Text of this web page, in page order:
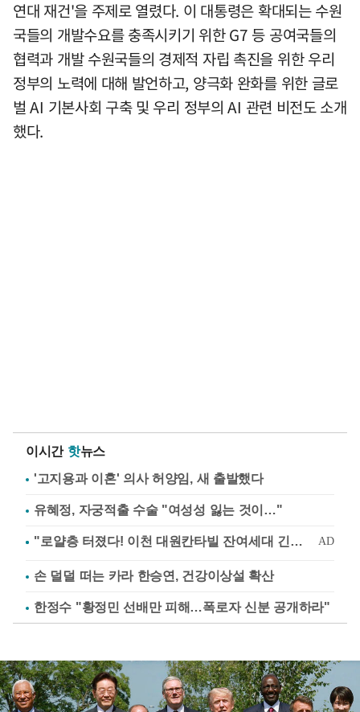
연대 재건'을 주제로 열렸다. 이 대통령은 확대되는 수원
국들의 개발수요를 충족시키기 위한 G7 등 공여국들의
협력과 개발 수원국들의 경제적 자립 촉진을 위한 우리
정부의 노력에 대해 발언하고, 양극화 완화를 위한 글로
벌 AI 기본사회 구축 및 우리 정부의 AI 관련 비전도 소개
했다.
이시간 핫뉴스
'고지용과 이혼' 의사 허양임, 새 출발했다
유혜정, 자궁적출 수술 "여성성 잃는 것이…"
손 덜덜 떠는 카라 한승연, 건강이상설 확산
한정수 "황정민 선배만 피해…폭로자 신분 공개하라"